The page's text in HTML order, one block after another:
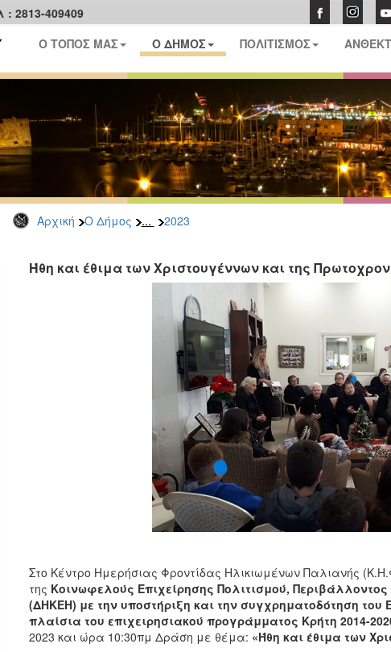
2813-409409
Ο ΤΟΠΟΣ ΜΑΣ Ο ΔΗΜΟΣ ΠΟΛΙΤΙΣΜΟΣ
Αρχική Ο Δήμος ... 2023
Ήθη και έθιμα των Χριστουγέννων και της
Στο Κέντρο Ημερήσιας Φροντίδας Ηλικιωμένων Παλιανής
της Κοινωφελούς Επιχείρησης Πολιτισμού,
(ΔΗΚΕΗ) με την υποστήριξη και την συγχρηματοδότηση του
πλαίσια του επιχειρησιακού προγράμματος Κρήτη 2014-
2023 και ώρα 10:30πμ Δράση με θέμα: «Ήθη και έθιμα των